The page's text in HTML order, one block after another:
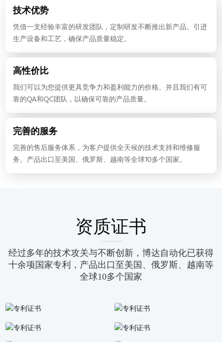
技术优势
凭借一支经验丰富的研发团队，定制研发不断推出新产品。引进
生产设备和工艺，确保产品质量稳定。
高性价比
我们可以为您提供更具竞争力和盈利能力的价格。并且我们有可
靠的QA和QC团队，以确保可靠的产品质量。
完善的服务
完善的售后服务体系，为客户提供全天候的技术支持和维修服
务。产品出口至美国、俄罗斯、越南等全球10多个国家。
资质证书
经过多年的技术攻关与不断创新，博达自动化已获得
十余项国家专利，产品出口至美国、俄罗斯、越南等
全球10多个国家